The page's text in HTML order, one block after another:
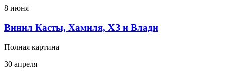
8 июня
Винил Касты, Хамиля, ХЗ и Влади
Полная картина
30 апреля